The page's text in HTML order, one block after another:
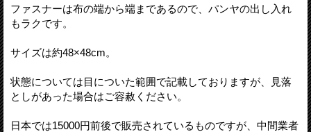
ファスナーは布の端から端まであるので、パンヤの出し入れ
もラクです。
サイズは約48×48cm。
状態については目についた範囲で記載しておりますが、見落
としがあった場合はご容赦ください。
日本では15000円前後で販売されているものですが、中間業者